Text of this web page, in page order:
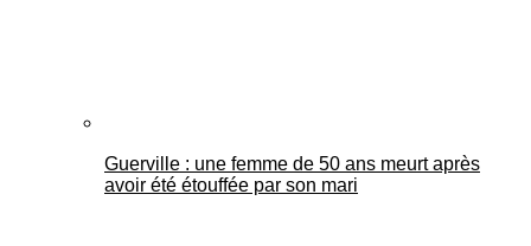
Guerville : une femme de 50 ans meurt après
avoir été étouffée par son mari